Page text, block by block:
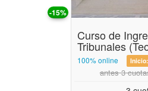
-15%
Curso de
Tribunales
100% online Inicio:
antes 3